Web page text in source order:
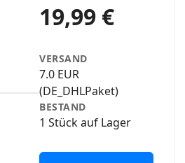
19,99 €
VERSAND
7.0 EUR
(DE_DHLPaket)
BESTAND
1 Stück auf Lager